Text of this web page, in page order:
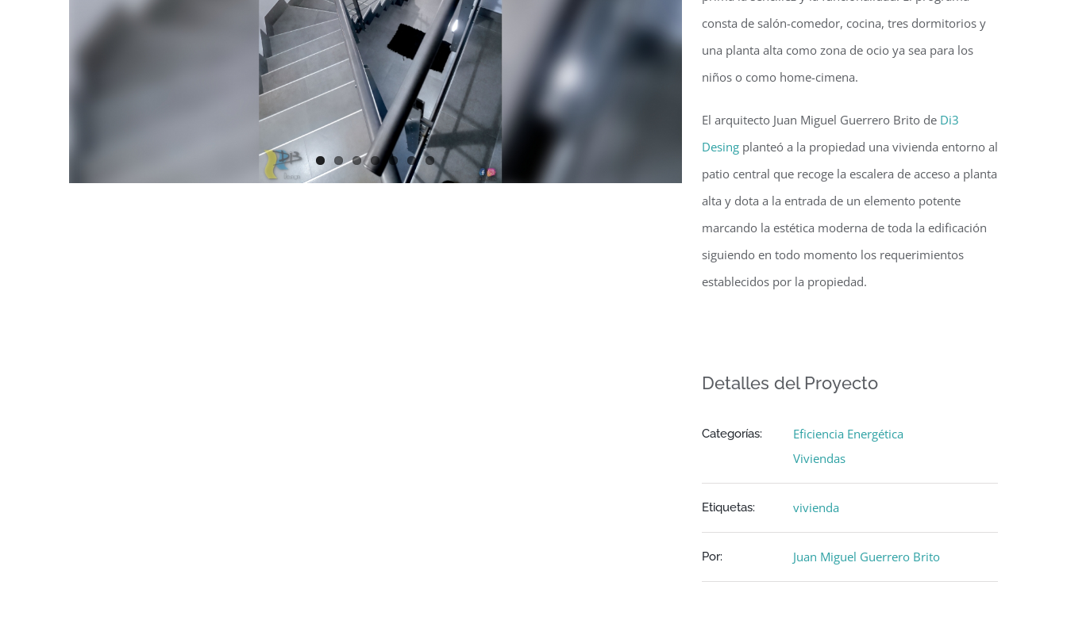
consta de salón-comedor, cocina, tres dormitorios y
una planta alta como zona de ocio ya sea para los
niños o como home-cimena.
El arquitecto Juan Miguel Guerrero Brito de Di3
Desingplanteó a la propiedad una vivienda entorno al
patio central que recoge la escalera de acceso a planta
alta y dota a la entrada de un elemento potente
marcando la estética moderna de toda la edificación
siguiendo en todo momento los requerimientos
establecidos por la propiedad.
Detalles del Proyecto
Categorías:
Eficiencia Energética
Viviendas
Etiquetas: vivienda
Por: Juan Miguel Guerrero Brito